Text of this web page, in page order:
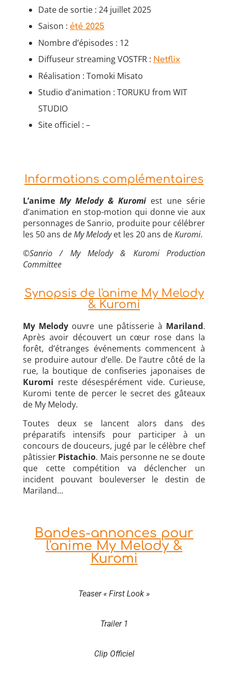
Date de sortie : 24 juillet 2025
Saison : été 2025
Nombre d’épisodes : 12
Diffuseur streaming VOSTFR : Netflix
Réalisation : Tomoki Misato
Studio d’animation : TORUKU from WIT
STUDIO
Site officiel : –
Informations complémentaires
L’anime My Melody & Kuromi est une série
d’animation en stop-motion qui donne vie aux
personnages de Sanrio, produite pour célébrer
les 50 ans de My Melodyet les 20 ans deKuromi.
©Sanrio / My Melody & Kuromi Production
Committee
Synopsis de l'anime My Melody
& Kuromi
My Melody ouvre une pâtisserie à Mariland.
Après avoir découvert un cœur rose dans la
forêt, d’étranges événements commencent à
se produire autour d’elle. De l’autre côté de la
rue, la boutique de confiseries japonaises de
Kuromi reste désespérément vide. Curieuse,
Kuromi tente de percer le secret des gâteaux
de My Melody.
Toutes deux se lancent alors dans des
préparatifs intensifs pour participer à un
concours de douceurs, jugé par le célèbre chef
pâtissier Pistachio. Mais personne ne se doute
que cette compétition va déclencher un
incident pouvant bouleverser le destin de
Mariland…
Bandes-annonces pour
l'anime My Melody &
Kuromi
Teaser « First Look »
Trailer 1
Clip Officiel